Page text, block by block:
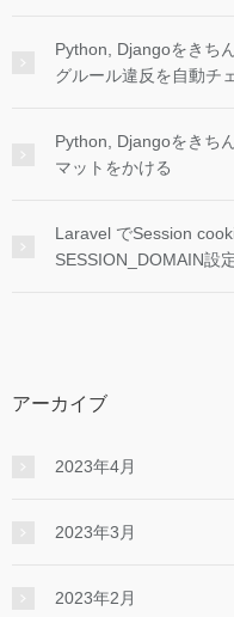
Python, Djangoをきち
グルール違反を自動チ
Python, Djangoをきち
マットをかける
Laravel でSession
SESSION_DOMAIN設
アーカイブ
2023年4月
2023年3月
2023年2月